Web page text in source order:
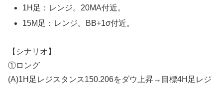
1H足：レンジ。20MA付近。
15M足：レンジ。BB+1σ付近。
【シナリオ】
①ロング
(A)1H足レジスタンス150.206をダウ上昇→目標4H足レジ